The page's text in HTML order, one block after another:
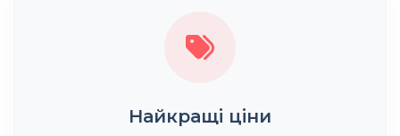
Найкращі ціни